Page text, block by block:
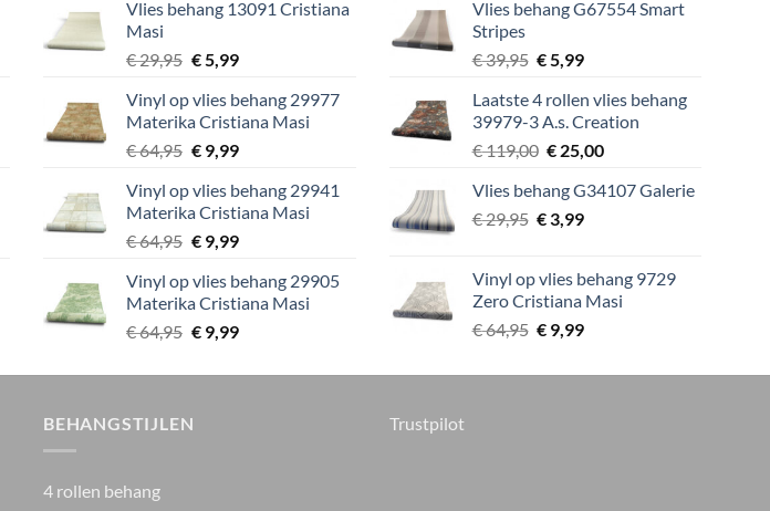
was:
is:
Vlies behang 13091 Cristiana
Masi
€29,95 Oorspronkelijke
was:
€ 29,95.
€5,99Huidige
is:
€ 5,99.
Vinyl op vlies behang 29977
Materika Cristiana Masi
€64,95 Oorspronkelijke
was:
€ 64,95.
€9,99Huidige
is:
€ 9,99.
Vinyl op vlies behang 29941
Materika Cristiana Masi
€64,95 Oorspronkelijke
was:
€ 64,95.
€9,99Huidige
is:
€ 9,99.
Vinyl op vlies behang 29905
Materika Cristiana Masi
€64,95 Oorspronkelijke
was:
€9,99Huidige
is:
was:
is:
Vlies behang G67554 Smart
Stripes
€39,95 Oorspronkelijke
was:
€ 39,95.
€5,99Huidige
is:
€ 5,99.
Laatste 4 rollen vlies behang
39979-3 A.s. Creation
€119,00 Oorspronkelijke
was:
€ 119,00.
€ 25,00Huidige
is:
Vlies behang G34107 Galerie
€29,95 Oorspronkelijke
€ 29,95.
€ 3,99Huidige
€ 3,99.
Vinyl op vlies behang 9729
Zero Cristiana Masi
€64,95 Oorspronkelijke
was:
€ 9,99Huidige
is:
BEHANGSTIJLEN
4 rollen behang
Trustpilot